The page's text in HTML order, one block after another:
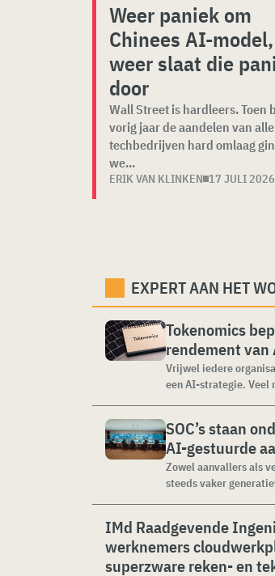
Weer paniek om
Chinees AI-model,
weer slaat die
door
Wall Street is hardleers. Toen
vorig jaar de aandelen van
techbedrijven hard omlaag
we...
ERIK VAN KLINKEN 17 JULI 2026
EXPERT AAN HET
Tokenomics
rendement van
Vrijwel iedere
een AI-strategie. Veel
SOC’s staan
AI-gestuurde
Zowel aanvallers als
steeds vaker
IMd Raadgevende
werknemers
superzware reken- en